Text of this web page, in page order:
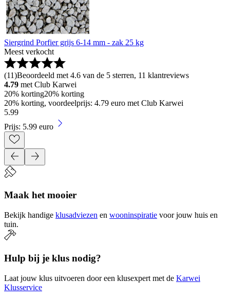
Siergrind Porfier grijs 6-14 mm - zak 25 kg
Meest verkocht
(11)Beoordeeld met 4.6 van de 5 sterren, 11 klantreviews
4.79 met Club Karwei
20% korting20% korting
20% korting, voordeelprijs: 4.79 euro met Club Karwei
5.99
Prijs: 5.99 euro
Maak het mooier
Bekijk handige klusadviezen en wooninspiratie voor jouw huis en
tuin.
Hulp bij je klus nodig?
Laat jouw klus uitvoeren door een klusexpert met de Karwei
Klusservice